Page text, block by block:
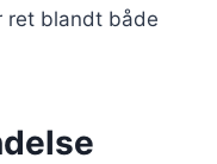
ret blandt både